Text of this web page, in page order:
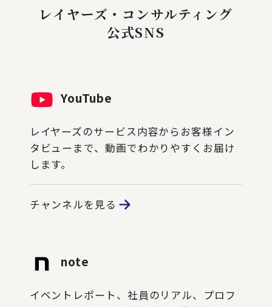
レイヤーズ・コンサルティング
公式SNS
YouTube
レイヤーズのサービス内容からお客様イン
タビューまで、動画でわかりやすくお届け
します。
チャンネルを見る
note
イベントレポート、社員のリアル、プロフ